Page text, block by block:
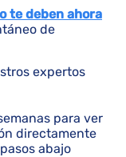
te deben ahora
de
expertos
para ver
directamente
abajo